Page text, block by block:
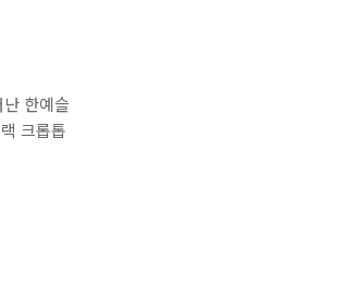
한예슬
크롭톱